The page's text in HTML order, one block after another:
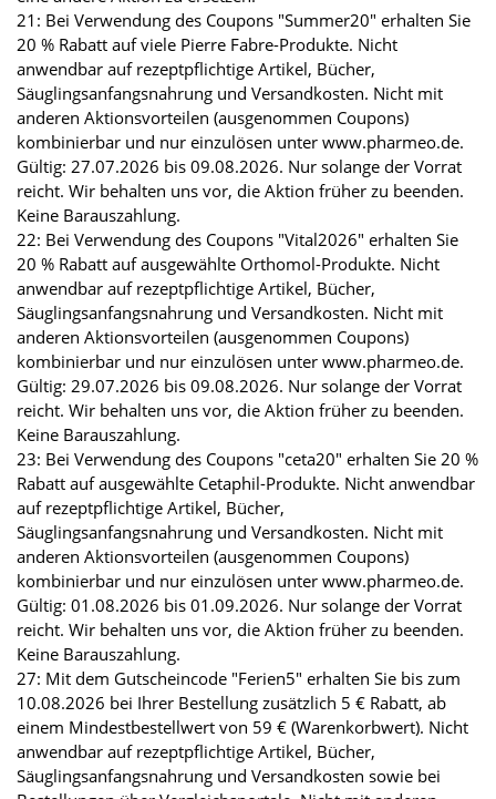
21: Bei Verwendung des Coupons "Summer20" erhalten Sie
20 % Rabatt auf viele Pierre Fabre-Produkte. Nicht
anwendbar auf rezeptpflichtige Artikel, Bücher,
Säuglingsanfangsnahrung und Versandkosten. Nicht mit
anderen Aktionsvorteilen (ausgenommen Coupons)
kombinierbar und nur einzulösen unter www.pharmeo.de.
Gültig: 27.07.2026 bis 09.08.2026. Nur solange der Vorrat
reicht. Wir behalten uns vor, die Aktion früher zu beenden.
Keine Barauszahlung.
22: Bei Verwendung des Coupons "Vital2026" erhalten Sie
20 % Rabatt auf ausgewählte Orthomol-Produkte. Nicht
anwendbar auf rezeptpflichtige Artikel, Bücher,
Säuglingsanfangsnahrung und Versandkosten. Nicht mit
anderen Aktionsvorteilen (ausgenommen Coupons)
kombinierbar und nur einzulösen unter www.pharmeo.de.
Gültig: 29.07.2026 bis 09.08.2026. Nur solange der Vorrat
reicht. Wir behalten uns vor, die Aktion früher zu beenden.
Keine Barauszahlung.
23: Bei Verwendung des Coupons "ceta20" erhalten Sie 20 %
Rabatt auf ausgewählte Cetaphil-Produkte. Nicht anwendbar
auf rezeptpflichtige Artikel, Bücher,
Säuglingsanfangsnahrung und Versandkosten. Nicht mit
anderen Aktionsvorteilen (ausgenommen Coupons)
kombinierbar und nur einzulösen unter www.pharmeo.de.
Gültig: 01.08.2026 bis 01.09.2026. Nur solange der Vorrat
reicht. Wir behalten uns vor, die Aktion früher zu beenden.
Keine Barauszahlung.
27: Mit dem Gutscheincode "Ferien5" erhalten Sie bis zum
10.08.2026 bei Ihrer Bestellung zusätzlich 5 € Rabatt, ab
einem Mindestbestellwert von 59 € (Warenkorbwert). Nicht
anwendbar auf rezeptpflichtige Artikel, Bücher,
Säuglingsanfangsnahrung und Versandkosten sowie bei